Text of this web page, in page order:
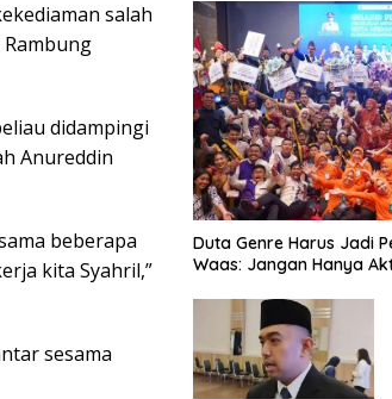
salah
didampingi
Anureddin
beberapa
kita Syahril,”
sesama
Duta Genre Harus Jadi
Waas: Jangan Hanya